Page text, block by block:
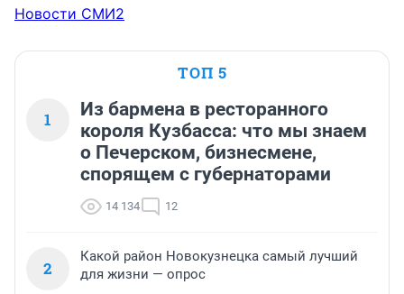
Новости СМИ2
ТОП 5
1
Из бармена в ресторанного
короля Кузбасса: что мы знаем
о Печерском, бизнесмене,
спорящем с губернаторами
14 134 12
2
Какой район Новокузнецка самый лучший
для жизни — опрос